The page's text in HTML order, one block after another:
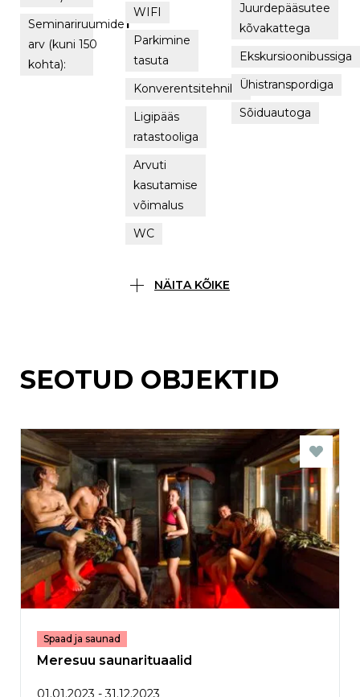
Seminariruumide
arv (kuni 150
kohta):
1
WIFI
Parkimine
tasuta
Konverentsitehnika
Ligipääs
ratastooliga
Arvuti
kasutamise
võimalus
WC
Juurdepääsutee
kõvakattega
Ekskursioonibussiga
Ühistranspordiga
Sõiduautoga
NÄITA KÕIKE
SEOTUD OBJEKTID
Spaad ja saunad
Meresuu saunarituaalid
01.01.2023 - 31.12.2023